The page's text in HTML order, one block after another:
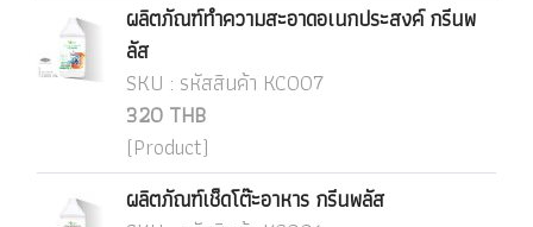
ผลิตภัณฑ์ทำความสะอาดอเนกประสงค์ กรีนพ
ลัส
SKU : รหัสสินค้า KC007
320 THB
(Product)
ผลิตภัณฑ์เช็ดโต๊ะอาหาร กรีนพลัส